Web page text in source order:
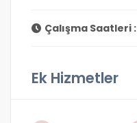
Çalışma Saatleri :
Ek Hizmetler